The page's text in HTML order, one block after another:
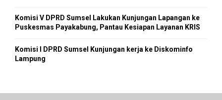
Komisi V DPRD Sumsel Lakukan Kunjungan Lapangan ke
Puskesmas Payakabung, Pantau Kesiapan Layanan KRIS
Komisi I DPRD Sumsel Kunjungan kerja ke Diskominfo
Lampung